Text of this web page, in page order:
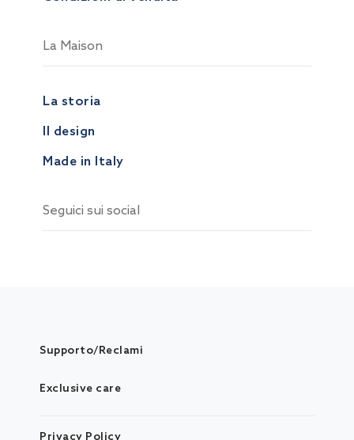
La Maison
La storia
Il design
Made in Italy
Seguici sui social
Supporto/Reclami
Exclusive care
Privacy Policy